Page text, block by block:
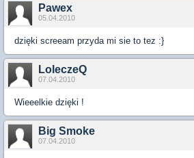
Pawex
05.04.2010
dzięki screeam przyda mi sie to tez :}
LoleczeQ
07.04.2010
Wieeelkie dzięki !
Big Smoke
07.04.2010